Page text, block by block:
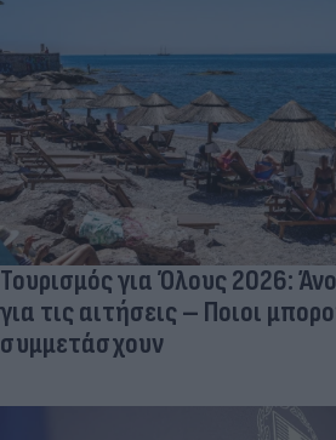
Τουρισμός για Όλους 2026:
για τις αιτήσεις – Ποιοι
συμμετάσχουν